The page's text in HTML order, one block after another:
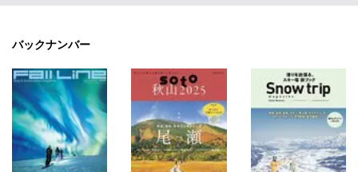
バックナンバー